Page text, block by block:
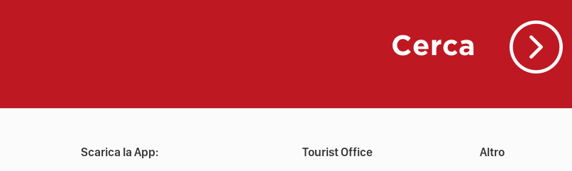
Cerca
Scarica la App: Tourist Office Altro